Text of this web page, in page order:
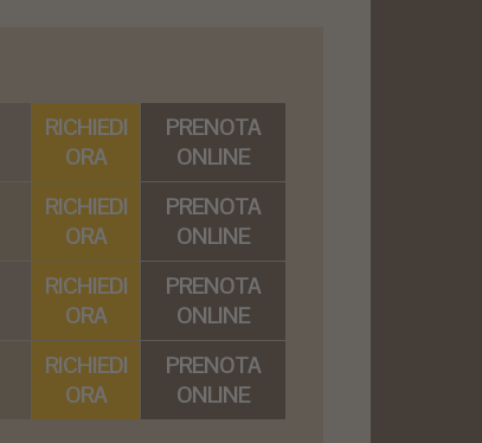
RICHIEDI
ORA
PRENOTA
ONLINE
RICHIEDI
ORA
PRENOTA
ONLINE
RICHIEDI
ORA
PRENOTA
ONLINE
RICHIEDI
ORA
PRENOTA
ONLINE